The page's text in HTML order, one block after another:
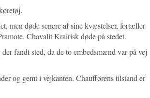
men døde senere af sine kvæstelser, fortæller
Chavalit Krairisk døde på stedet.
fandt sted, da de to embedsmænd var på vej
og gemt i vejkanten. Chaufførens tilstand er